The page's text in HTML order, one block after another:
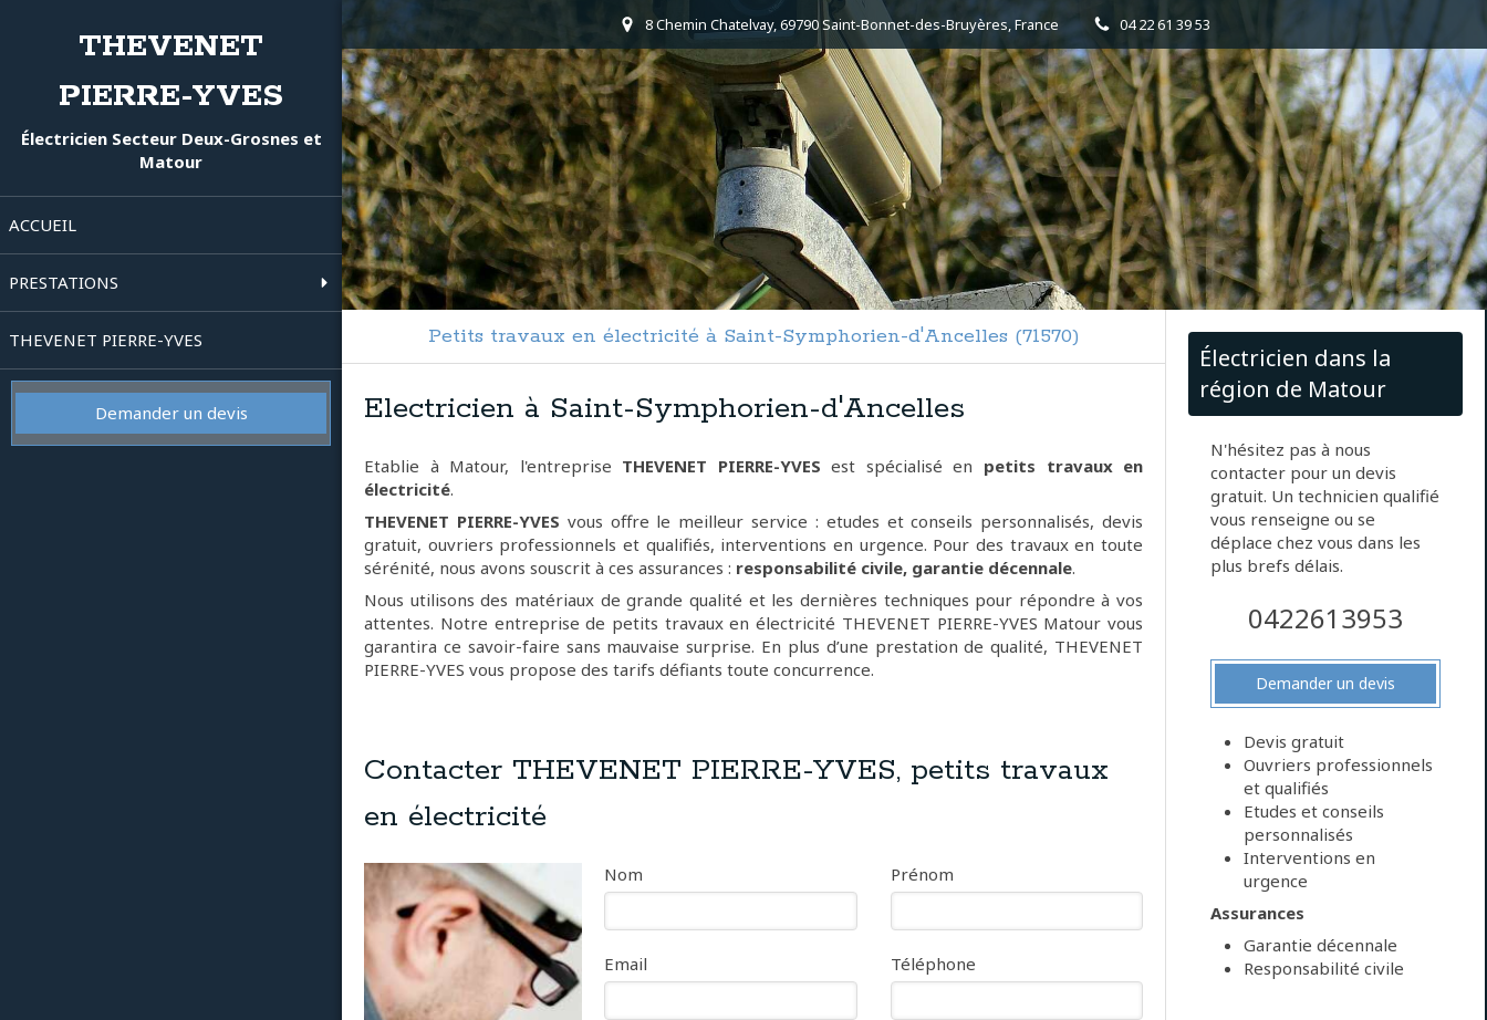
THEVENET
PIERRE-YVES
Électricien Secteur Deux-Grosnes et
Matour
ACCUEIL
PRESTATIONS
THEVENET PIERRE-YVES
Demander un devis
8 Chemin Chatelvay, 69790 Saint-Bonnet-des-Bruyères, France 04 22 61 39 53
Petits travaux en électricité à Saint-Symphorien-d'Ancelles (71570)
Electricien à Saint-Symphorien-d'Ancelles
Etablie à Matour, l'entreprise THEVENET PIERRE-YVES est spécialisé en petits travaux en
électricité.
THEVENET PIERRE-YVES vous offre le meilleur service : etudes et conseils personnalisés, devis
gratuit, ouvriers professionnels et qualifiés, interventions en urgence. Pour des travaux en toute
sérénité, nous avons souscrit à ces assurances : responsabilité civile, garantie décennale.
Nous utilisons des matériaux de grande qualité et les dernières techniques pour répondre à vos
attentes. Notre entreprise de petits travaux en électricité THEVENET PIERRE-YVES Matour vous
garantira ce savoir-faire sans mauvaise surprise. En plus d’une prestation de qualité, THEVENET
PIERRE-YVES vous propose des tarifs défiants toute concurrence.
Contacter THEVENET PIERRE-YVES, petits travaux
en électricité
Nom Prénom
Email Téléphone
Électricien dans la
région de Matour
N'hésitez pas à nous
contacter pour un devis
gratuit. Un technicien qualifié
vous renseigne ou se
déplace chez vous dans les
plus brefs délais.
0422613953
Demander un devis
Devis gratuit
Ouvriers professionnels
et qualifiés
Etudes et conseils
personnalisés
Interventions en
urgence
Assurances
Garantie décennale
Responsabilité civile